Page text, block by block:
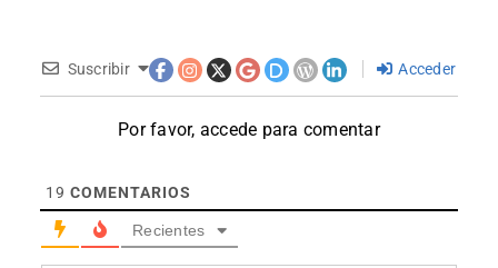
Suscribir Acceder
Por favor, accede para comentar
19 COMENTARIOS
Recientes